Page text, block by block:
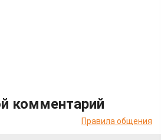
комментарий
Правила общения